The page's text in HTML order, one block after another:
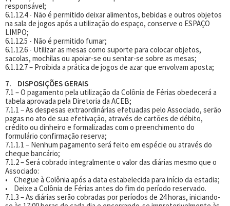
responsável;
6.1.12.4 - Não é permitido deixar alimentos, bebidas e outros objetos
na sala de jogos após a utilização do espaço, conserve o ESPAÇO
LIMPO;
6.1.12.5 - Não é permitido fumar;
6.1.12.6 - Utilizar as mesas como suporte para colocar objetos,
sacolas, mochilas ou apoiar-se ou sentar-se sobre as mesas;
6.1.12.7 – Proibida a prática de jogos de azar que envolvam aposta;
7. DISPOSIÇÕES GERAIS
7.1 – O pagamento pela utilização da Colônia de Férias obedecerá a
tabela aprovada pela Diretoria da ACEB;
7.1.1 – As despesas extraordinárias efetuadas pelo Associado, serão
pagas no ato de sua efetivação, através de cartões de débito,
crédito ou dinheiro e formalizadas com o preenchimento do
formulário confirmação reserva;
7.1.1.1 – Nenhum pagamento será feito em espécie ou através do
cheque bancário;
7.1.2 – Será cobrado integralmente o valor das diárias mesmo que o
Associado:
• Chegue à Colônia após a data estabelecida para início da estadia;
• Deixe a Colônia de Férias antes do fim do período reservado.
7.1.3 – As diárias serão cobradas por períodos de 24 horas, iniciando-